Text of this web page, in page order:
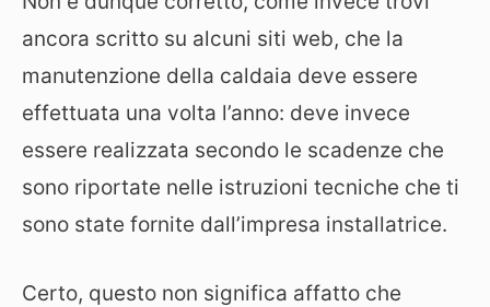
ancora scritto su alcuni siti web, che la
manutenzione della caldaia deve essere
effettuata una volta l’anno: deve invece
essere realizzata secondo le scadenze che
sono riportate nelle istruzioni tecniche che ti
sono state fornite dall’impresa installatrice.
Certo, questo non significa affatto che